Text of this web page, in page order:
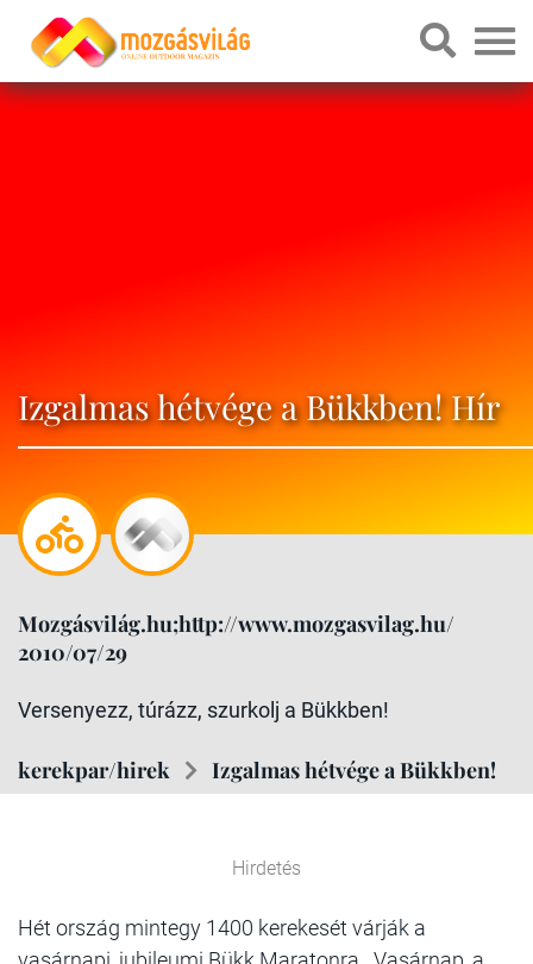
Izgalmas hétvége a Bükkben! Hír
Mozgásvilág.hu;http://www.mozgasvilag.hu/
2010/07/29
Versenyezz, túrázz, szurkolj a Bükkben!
kerekpar/hirek Izgalmas hétvége a Bükkben!
Hirdetés
Hét ország mintegy 1400 kerekesét várják a